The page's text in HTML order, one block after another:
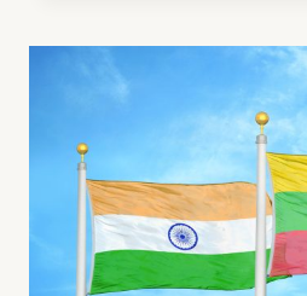
UNE
PERSPECTIVE
TERRIFIANTE
POUR
LA
RUSSIE